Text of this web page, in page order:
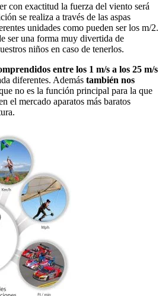
con exactitud la fuerza del viento será
se realiza a través de las aspas
unidades como pueden ser los m/2.
ser una forma muy divertida de
niños en caso de tenerlos.
entre los 1 m/s a los 25 m/s
diferentes. Además también nos
no es la función principal para la que
el mercado aparatos más baratos